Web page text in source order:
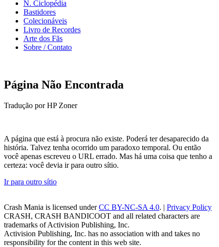
N. Ciclopédia
Bastidores
Colecionáveis
Livro de Recordes
Arte dos Fãs
Sobre / Contato
Página Não Encontrada
Tradução por HP Zoner
A página que está à procura não existe. Poderá ter desaparecido da
história. Talvez tenha ocorrido um paradoxo temporal. Ou então
você apenas escreveu o URL errado. Mas há uma coisa que tenho a
certeza: você devia ir para outro sítio.
Ir para outro sítio
Crash Mania is licensed underCC BY-NC-SA 4.0. | Privacy Policy
CRASH, CRASH BANDICOOT and all related characters are
trademarks of Activision Publishing, Inc.
Activision Publishing, Inc. has no association with and takes no
responsibility for the content in this web site.